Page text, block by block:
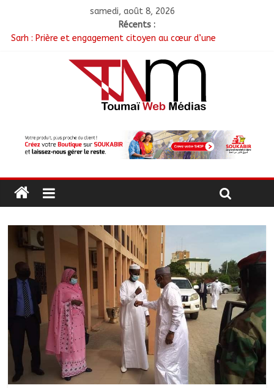
samedi, août 8, 2026
Récents :
Sarh : Prière et engagement citoyen au cœur d’une
Politique : Le RPC lance l’opération de dépôt des demandes de
أبشي: الرئيس الولائي للحزب الإصلاحي بولاية وداي يطالب الحكومة
بمعالجة أزمة المياه والوقود وغاز الطهي.
Toukra : La gare routière en pleine réhabilitation pour
améliorer la mobilité